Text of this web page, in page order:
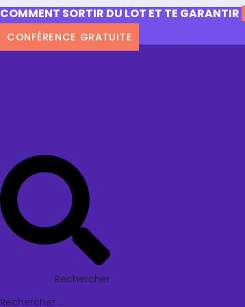
COMMENT SORTIR DU LOT ET TE GARANTIR
CONFÉRENCE GRATUITE
Rechercher